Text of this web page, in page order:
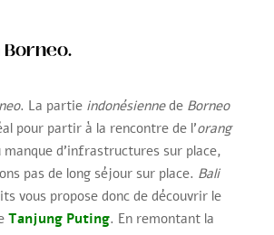
. La partie indonésiennede Borneo
pour partir à la rencontre de l’orang
d’infrastructures sur place,
pas de long séjour sur place. Bali
vous propose donc de découvrir le
Tanjung Puting. En remontant la